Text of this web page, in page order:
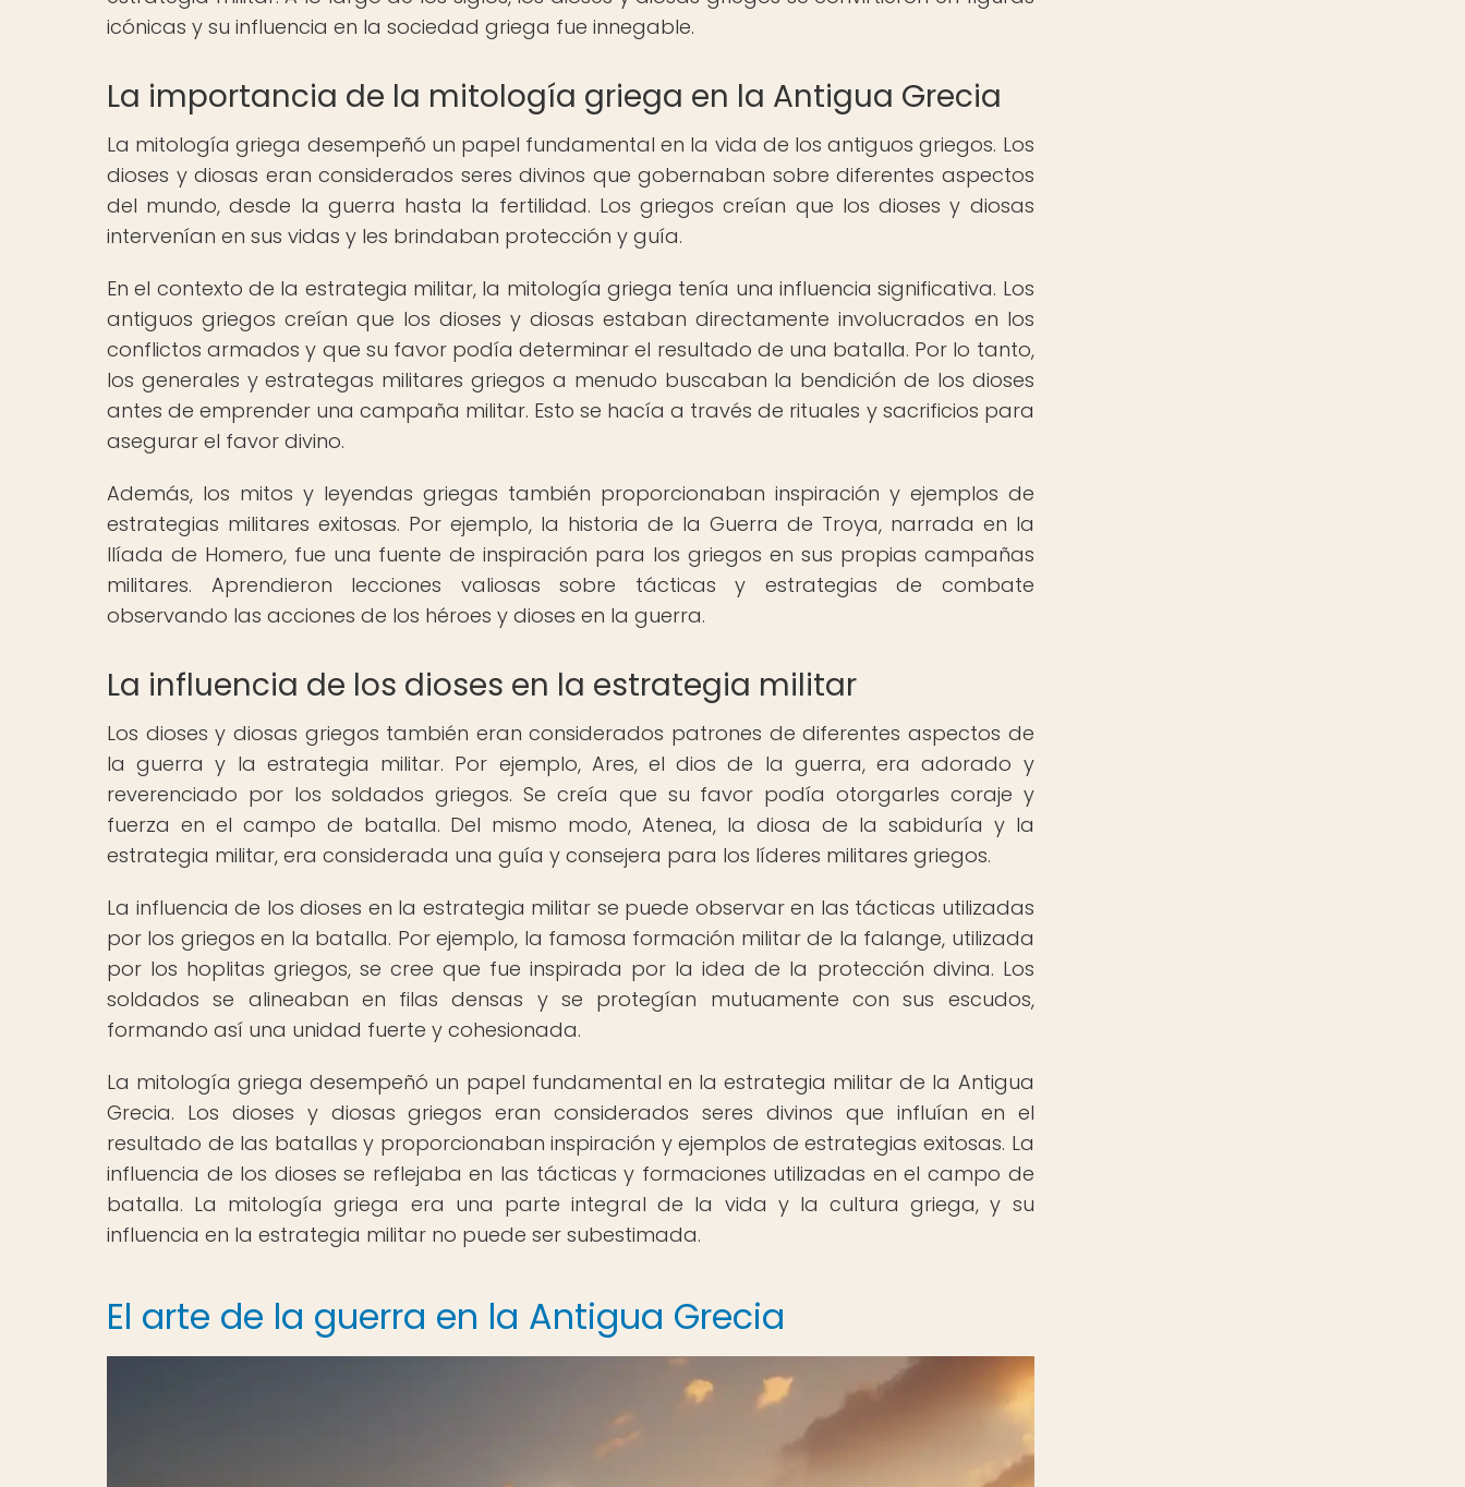
icónicas y su influencia en la sociedad griega fue innegable.
La importancia de la mitología griega en la Antigua Grecia
La mitología griega desempeñó un papel fundamental en la vida de los antiguos griegos. Los
dioses y diosas eran considerados seres divinos que gobernaban sobre diferentes aspectos
del mundo, desde la guerra hasta la fertilidad. Los griegos creían que los dioses y diosas
intervenían en sus vidas y les brindaban protección y guía.
En el contexto de la estrategia militar, la mitología griega tenía una influencia significativa. Los
antiguos griegos creían que los dioses y diosas estaban directamente involucrados en los
conflictos armados y que su favor podía determinar el resultado de una batalla. Por lo tanto,
los generales y estrategas militares griegos a menudo buscaban la bendición de los dioses
antes de emprender una campaña militar. Esto se hacía a través de rituales y sacrificios para
asegurar el favor divino.
Además, los mitos y leyendas griegas también proporcionaban inspiración y ejemplos de
estrategias militares exitosas. Por ejemplo, la historia de la Guerra de Troya, narrada en la
Ilíada de Homero, fue una fuente de inspiración para los griegos en sus propias campañas
militares. Aprendieron lecciones valiosas sobre tácticas y estrategias de combate
observando las acciones de los héroes y dioses en la guerra.
La influencia de los dioses en la estrategia militar
Los dioses y diosas griegos también eran considerados patrones de diferentes aspectos de
la guerra y la estrategia militar. Por ejemplo, Ares, el dios de la guerra, era adorado y
reverenciado por los soldados griegos. Se creía que su favor podía otorgarles coraje y
fuerza en el campo de batalla. Del mismo modo, Atenea, la diosa de la sabiduría y la
estrategia militar, era considerada una guía y consejera para los líderes militares griegos.
La influencia de los dioses en la estrategia militar se puede observar en las tácticas utilizadas
por los griegos en la batalla. Por ejemplo, la famosa formación militar de la falange, utilizada
por los hoplitas griegos, se cree que fue inspirada por la idea de la protección divina. Los
soldados se alineaban en filas densas y se protegían mutuamente con sus escudos,
formando así una unidad fuerte y cohesionada.
La mitología griega desempeñó un papel fundamental en la estrategia militar de la Antigua
Grecia. Los dioses y diosas griegos eran considerados seres divinos que influían en el
resultado de las batallas y proporcionaban inspiración y ejemplos de estrategias exitosas. La
influencia de los dioses se reflejaba en las tácticas y formaciones utilizadas en el campo de
batalla. La mitología griega era una parte integral de la vida y la cultura griega, y su
influencia en la estrategia militar no puede ser subestimada.
El arte de la guerra en la Antigua Grecia